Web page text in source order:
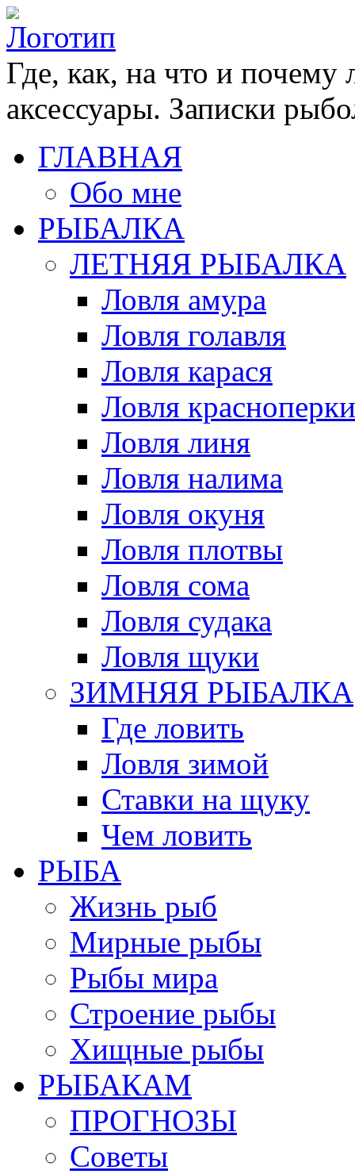
Где, как, на что и
аксессуары. Записки
ГЛАВНАЯ
Обо мне
РЫБАЛКА
ЛЕТНЯЯ РЫБАЛКА
Ловля амура
Ловля голавля
Ловля карася
Ловля красноперки
Ловля линя
Ловля налима
Ловля окуня
Ловля плотвы
Ловля сома
Ловля судака
Ловля щуки
ЗИМНЯЯ РЫБАЛКА
Где ловить
Ловля зимой
Ставки на щуку
Чем ловить
РЫБА
Жизнь рыб
Мирные рыбы
Рыбы мира
Строение рыбы
Хищные рыбы
РЫБАКАМ
ПРОГНОЗЫ
Советы